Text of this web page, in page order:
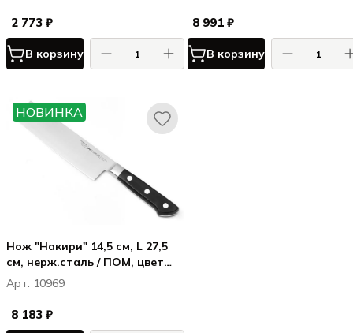
мм, AUS-8, ABS пластик
2 773 ₽
В корзину
микарта
8 991 ₽
В корзину
НОВИНКА
Нож "Накири" 14,5 см, L 27,5
см, нерж.сталь / ПОМ, цвет
ручки черный
Арт. 10969
8 183 ₽